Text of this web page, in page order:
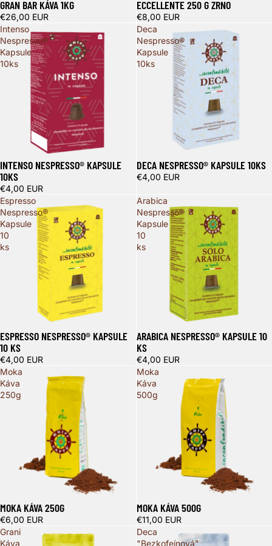
GRAN BAR KÁVA 1KG
€26,00 EUR
ECCELLENTE 250 G ZRNO
€8,00 EUR
Intenso
Nespresso®
Kapsule
10ks
INTENSO NESPRESSO® KAPSULE
10KS
€4,00 EUR
Deca
Nespresso®
Kapsule
10ks
DECA NESPRESSO® KAPSULE 10KS
€4,00 EUR
Espresso
Nespresso®
Kapsule
10
ks
ESPRESSO NESPRESSO® KAPSULE
10 KS
€4,00 EUR
Arabica
Nespresso®
Kapsule
10
ks
ARABICA NESPRESSO® KAPSULE 10
KS
€4,00 EUR
Moka
Káva
250g
MOKA KÁVA 250G
€6,00 EUR
Moka
Káva
500g
MOKA KÁVA 500G
€11,00 EUR
Grani
Káva
Deca
"Bezkofeínová"